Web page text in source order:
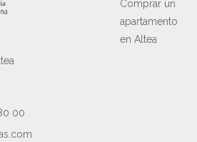
Comprar un
apartamento
en Altea
00